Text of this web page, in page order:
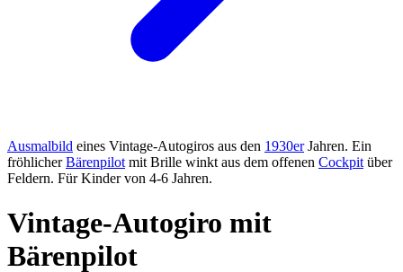
Ausmalbild eines Vintage-Autogiros aus den 1930erJahren. Ein
fröhlicherBärenpilot mit Brille winkt aus dem offenen Cockpit über
Feldern. Für Kinder von 4-6 Jahren.
Vintage-Autogiro mit
Bärenpilot